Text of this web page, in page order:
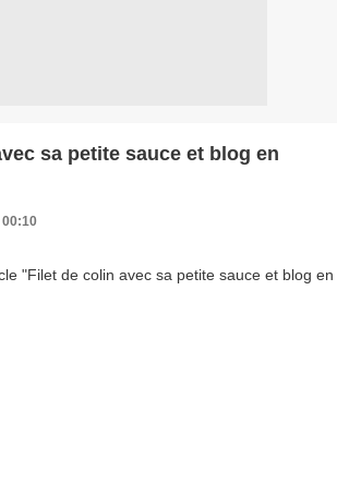
sa petite sauce et blog en
00:10